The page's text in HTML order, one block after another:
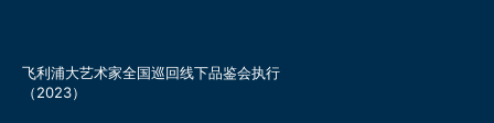
飞利浦大艺术家全国巡回线下品鉴会执行
（2023）